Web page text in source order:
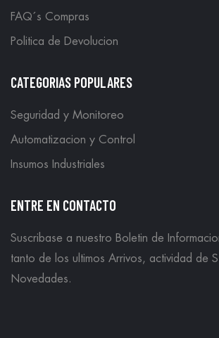
FAQ´s Compras
Politica de Devolucion
CATEGORIAS POPULARES
Seguridad y Monitoreo
Automatizacion y Control
Insumos Industriales
ENTRE EN CONTACTO
Suscribase a nuestro Boletin de
tanto de los ultimos Arrivos, actividad de
Novedades.